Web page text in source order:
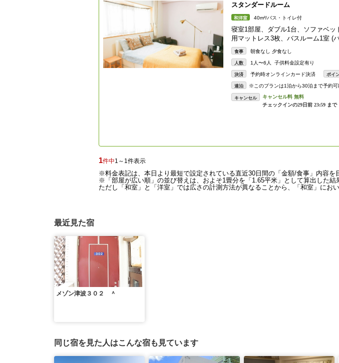
スタンダードルーム
和洋室 40m²/バス・トイレ付
寝室1部屋、ダブル1台、ソファベッ
用マットレス3枚、バスルーム1室 (
食事 朝食なし 夕食なし
人数 1人〜6人 子供料金設定有り
決済 予約時オンラインカード決済 ポイ
連泊 ※このプランは1泊から30泊まで予約可
キャンセル
1件中1～1件表示
※料金表記は、本日より最短で設定されている直近30日間の「金額/食事」内容を
※「部屋が広い順」の並び替えは、およそ1畳分を「1.65平米」として算出した結
ただし「和室」と「洋室」では広さの計測方法が異なることから、「和室」にお
最近見た宿
メゾン津波３０２ ＾
同じ宿を見た人はこんな宿も見ています